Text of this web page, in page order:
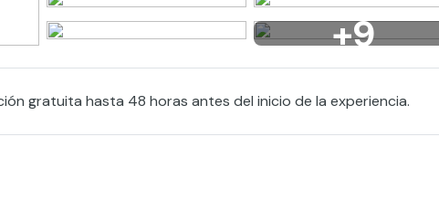
+9
gratuita hasta 48 horas antes del inicio de la experiencia.